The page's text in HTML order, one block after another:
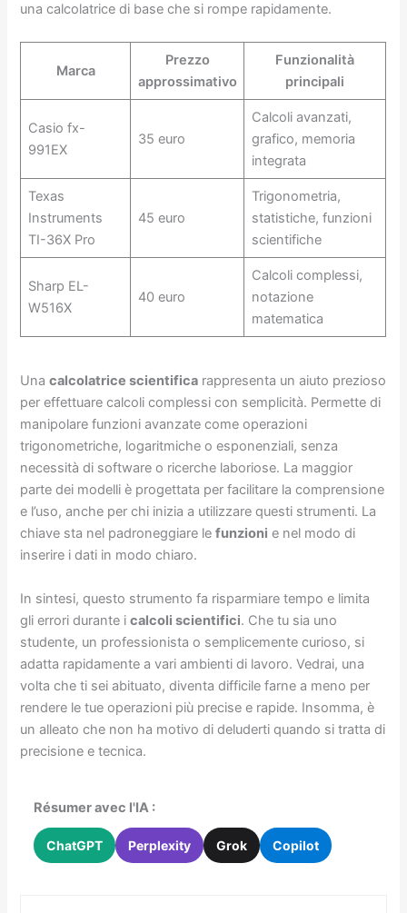
una calcolatrice di base che si rompe rapidamente.
Marca
Prezzo
approssimativo
Funzionalità
principali
Casio fx-
991EX
35 euro
Calcoli avanzati,
grafico, memoria
integrata
Texas
Instruments
TI-36X Pro
45 euro
Trigonometria,
statistiche, funzioni
scientifiche
Sharp EL-
W516X
40 euro
Calcoli complessi,
notazione
matematica
Unacalcolatrice scientifica rappresenta un aiuto prezioso
per effettuare calcoli complessi con semplicità. Permette di
manipolare funzioni avanzate come operazioni
trigonometriche, logaritmiche o esponenziali, senza
necessità di software o ricerche laboriose. La maggior
parte dei modelli è progettata per facilitare la comprensione
e l’uso, anche per chi inizia a utilizzare questi strumenti. La
chiave sta nel padroneggiare lefunzioni e nel modo di
inserire i dati in modo chiaro.
In sintesi, questo strumento fa risparmiare tempo e limita
gli errori durante icalcoli scientifici. Che tu sia uno
studente, un professionista o semplicemente curioso, si
adatta rapidamente a vari ambienti di lavoro. Vedrai, una
volta che ti sei abituato, diventa difficile farne a meno per
rendere le tue operazioni più precise e rapide. Insomma, è
un alleato che non ha motivo di deluderti quando si tratta di
precisione e tecnica.
Résumer avec l'IA :
ChatGPT Perplexity Grok Copilot